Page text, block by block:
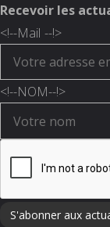
Recevoir les
<!--Mail --!>
<!--NOM--!>